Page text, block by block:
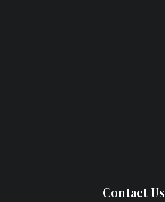
Contact Us